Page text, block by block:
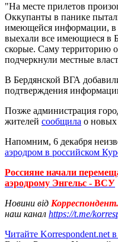
"На месте прилетов
Оккупанты в панике
имеющейся информации, в
выехали все имеющиеся в
скорые. Саму территорию
подчеркнули местные
В Бердянской ВГА
подтверждения
Позже администрация
жителей сообщила о новых
Напомним, 6 декабря
аэродром в российском
Россияне начали
аэродрому Энгельс - ВСУ
Новини від
наш канал https://t.me/
Читайте Korrespondent.net